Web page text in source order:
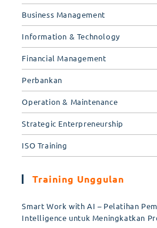
Business Management
Information & Technology
Financial Management
Perbankan
Operation & Maintenance
Strategic Enterpreneurship
ISO Training
Training Unggulan
Smart Work with AI – Pelatihan
Intelligence untuk Meningkatkan